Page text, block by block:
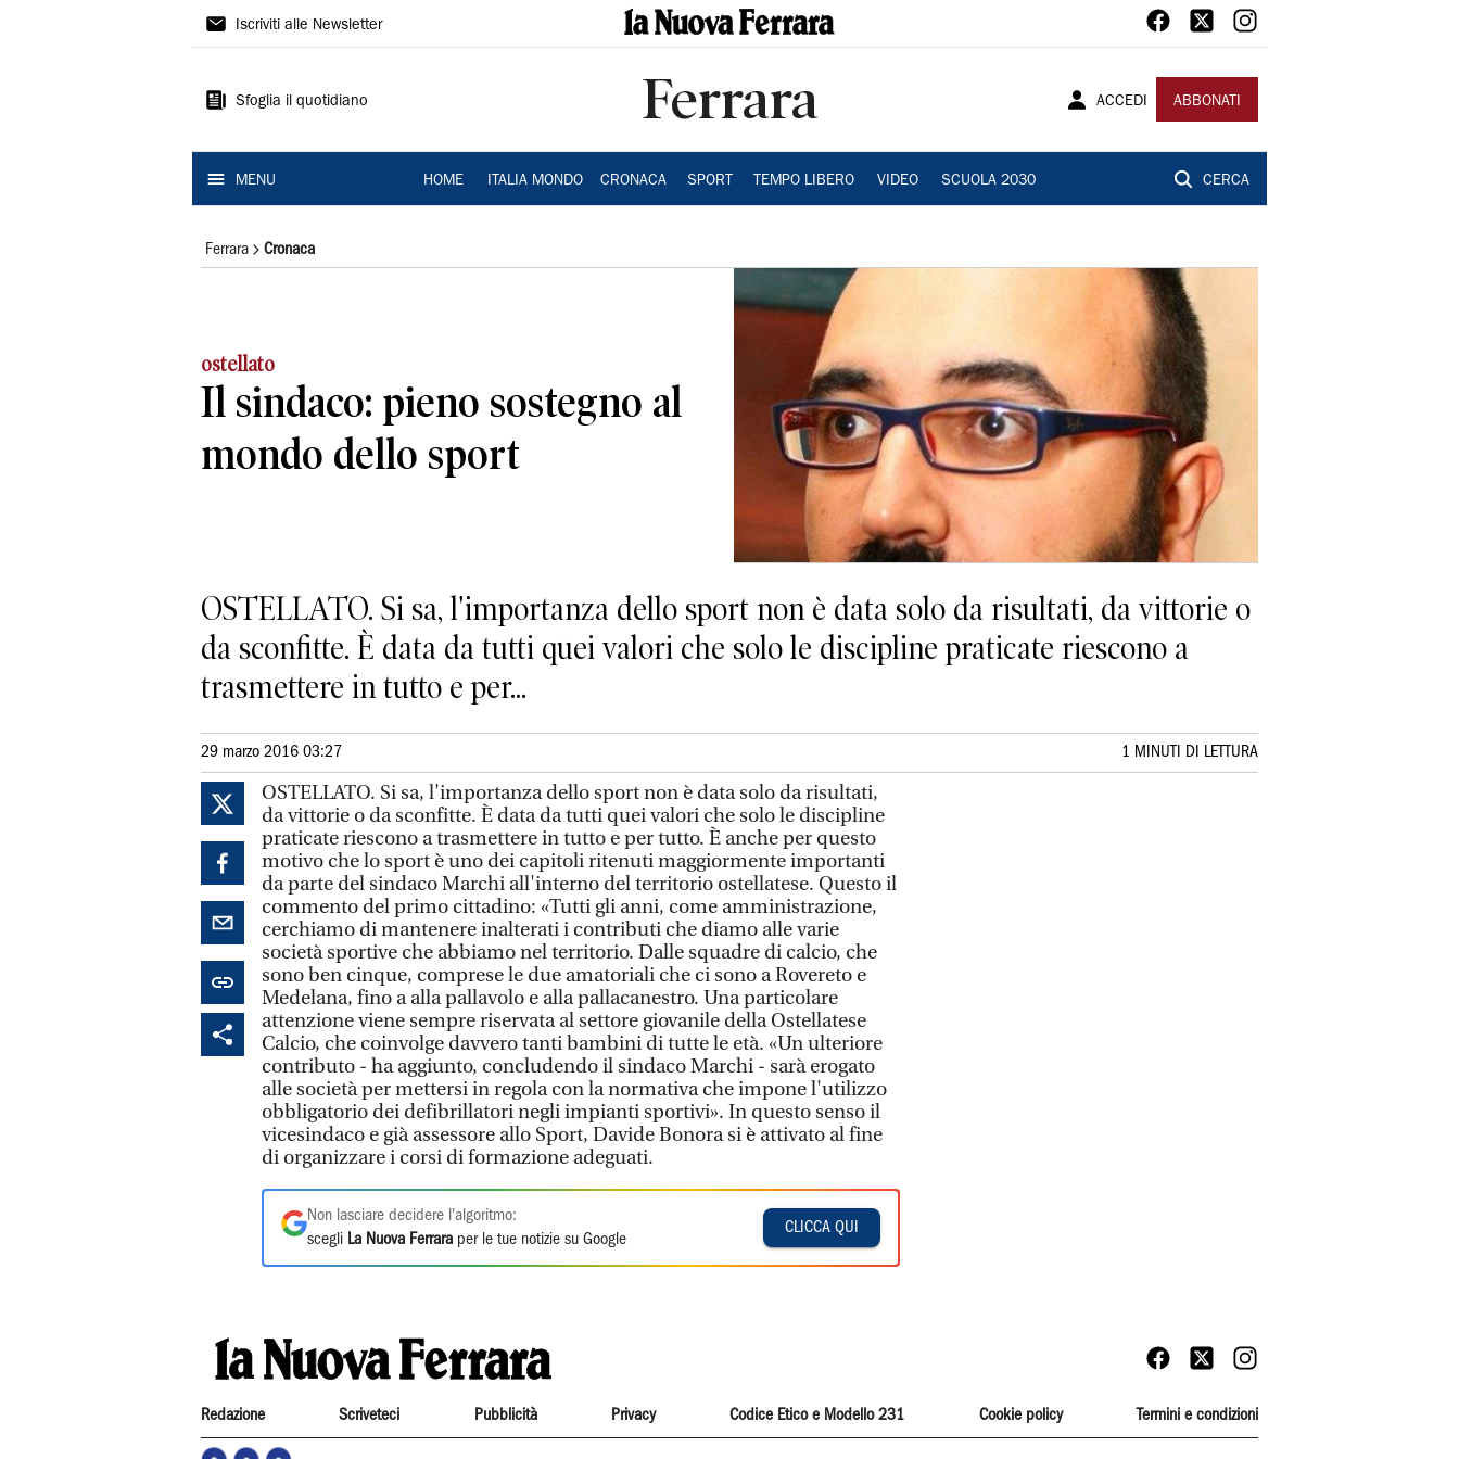
La
Ferrara
Iscriviti alle Newsletter
Sfoglia il quotidiano Ferrara ACCEDI ABBONATI
MENU HOME ITALIA MONDO CRONACA SPORT TEMPO LIBERO VIDEO SCUOLA 2030 CERCA
Ferrara Cronaca
ostellato
Il sindaco: pieno sostegno al
mondo dello sport
OSTELLATO. Si sa, l'importanza dello sport non è data solo da risultati, da vittorie o
da sconfitte. È data da tutti quei valori che solo le discipline praticate riescono a
trasmettere in tutto e per...
29 marzo 2016 03:27 1 MINUTI DI LETTURA
OSTELLATO. Si sa, l'importanza dello sport non è data solo da risultati,
da vittorie o da sconfitte. È data da tutti quei valori che solo le discipline
praticate riescono a trasmettere in tutto e per tutto. È anche per questo
motivo che lo sport è uno dei capitoli ritenuti maggiormente importanti
da parte del sindaco Marchi all'interno del territorio ostellatese. Questo il
commento del primo cittadino: «Tutti gli anni, come amministrazione,
cerchiamo di mantenere inalterati i contributi che diamo alle varie
società sportive che abbiamo nel territorio. Dalle squadre di calcio, che
sono ben cinque, comprese le due amatoriali che ci sono a Rovereto e
Medelana, fino a alla pallavolo e alla pallacanestro. Una particolare
attenzione viene sempre riservata al settore giovanile della Ostellatese
Calcio, che coinvolge davvero tanti bambini di tutte le età. «Un ulteriore
contributo - ha aggiunto, concludendo il sindaco Marchi - sarà erogato
alle società per mettersi in regola con la normativa che impone l'utilizzo
obbligatorio dei defibrillatori negli impianti sportivi». In questo senso il
vicesindaco e già assessore allo Sport, Davide Bonora si è attivato al fine
di organizzare i corsi di formazione adeguati.
Non lasciare decidere l'algoritmo:
scegli La Nuova Ferrara per le tue notizie su Google
CLICCA QUI
Redazione Scriveteci Pubblicità Privacy Codice Etico e Modello 231 Cookie policy Termini e condizioni